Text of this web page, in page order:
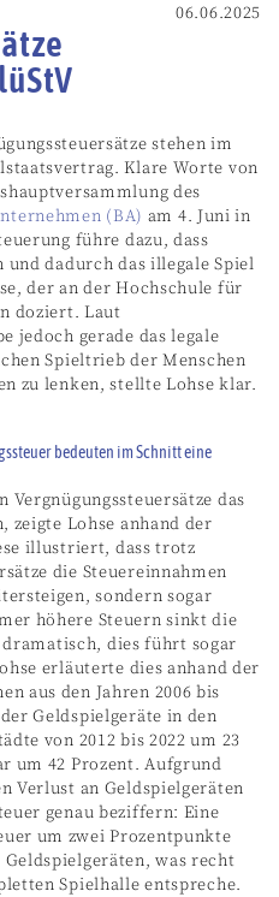
06.06.2025
stehen im
Klare Worte von
des
(BA) am 4. Juni in
führe dazu, dass
und dadurch das illegale Spiel
der an der Hochschule für
doziert. Laut
jedoch gerade das legale
Spieltrieb der Menschen
zu lenken, stellte Lohse klar.
bedeuten im Schnitt eine
Vergnügungssteuersätze das
zeigte Lohse anhand der
illustriert, dass trotz
die Steuereinnahmen
sondern sogar
höhere Steuern sinkt die
dies führt sogar
erläuterte dies anhand der
aus den Jahren 2006 bis
Geldspielgeräte in den
von 2012 bis 2022 um 23
um 42 Prozent. Aufgrund
Verlust an Geldspielgeräten
genau beziffern: Eine
um zwei Prozentpunkte
was recht
Spielhalle entspreche.